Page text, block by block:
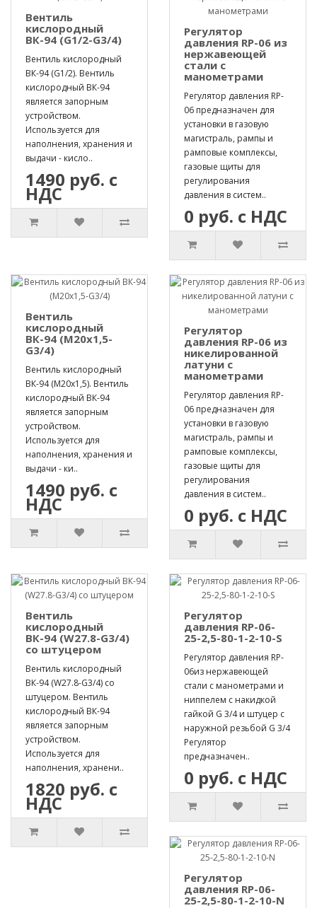
Вентиль
кислородный
ВК-94 (G1/2-G3/4)
Вентиль кислородный
ВК-94 (G1/2). Вентиль
кислородный ВК-94
является запорным
устройством.
Используется для
наполнения, хранения и
выдачи - кисло..
1490 руб. с
НДС
Регулятор
давления RP-06 из
нержавеющей
стали с
манометрами
Регулятор давления RP-
06 предназначен для
установки в газовую
магистраль, рампы и
рамповые комплексы,
газовые щиты для
регулирования
давления в систем..
0 руб. с НДС
Вентиль
кислородный
ВК-94 (М20х1,5-
G3/4)
Вентиль кислородный
ВК-94 (М20х1,5). Вентиль
кислородный ВК-94
является запорным
устройством.
Используется для
наполнения, хранения и
выдачи - ки..
1490 руб. с
НДС
Регулятор
давления RP-06 из
никелированной
латуни с
манометрами
Регулятор давления RP-
06 предназначен для
установки в газовую
магистраль, рампы и
рамповые комплексы,
газовые щиты для
регулирования
давления в систем..
0 руб. с НДС
Вентиль
кислородный
ВК-94 (W27.8-G3/4)
со штуцером
Вентиль кислородный
ВК-94 (W27.8-G3/4) со
штуцером. Вентиль
кислородный ВК-94
является запорным
устройством.
Используется для
наполнения, хранени..
1820 руб. с
НДС
Регулятор
давления RP-06-
25-2,5-80-1-2-10-S
Регулятор давления RP-
06из нержавеющей
стали с манометрами и
ниппелем с накидкой
гайкой G 3/4 и штуцер с
наружной резьбой G 3/4
Регулятор
предназначен..
0 руб. с НДС
Регулятор
давления RP-06-
25-2,5-80-1-2-10-N